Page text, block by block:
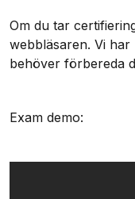
Om du tar
webbläsaren. Vi
behöver förbereda
Exam demo: